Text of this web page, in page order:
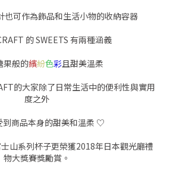
也可作為飾品和生活小物的收納容器
的 SWEETS 有兩種涵義
果般的繽紛色彩且甜美溫柔
的大家除了日常生活中的便利性與實用
度之外
到商品本身的甜美和溫柔 ♡
山系列杯子更榮獲2018年日本觀光廳禮
物大獎賽獎勵賞。